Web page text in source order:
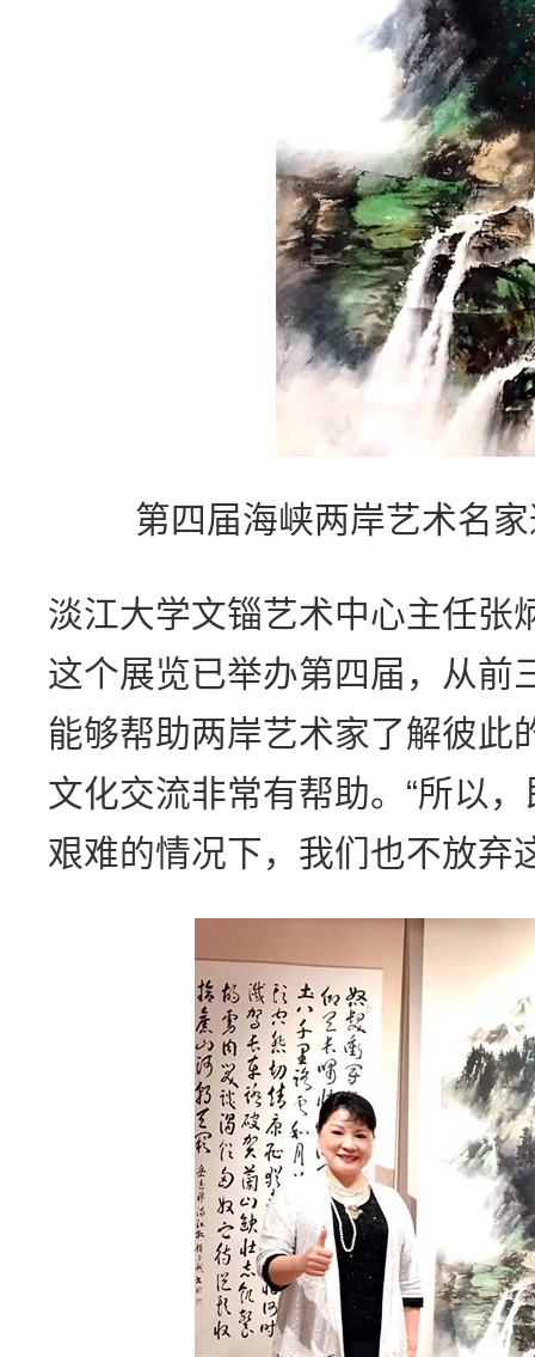
第四届海峡两岸艺术名
淡江大学文锱艺术中心主任张
这个展览已举办第四届，从前
能够帮助两岸艺术家了解彼此
文化交流非常有帮助。“所以
艰难的情况下，我们也不放弃